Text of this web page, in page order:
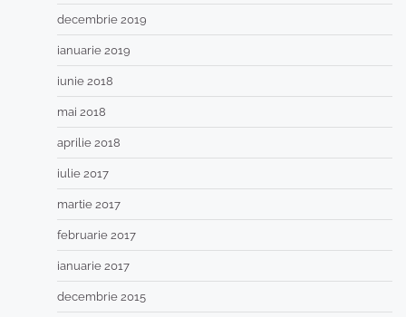
decembrie 2019
ianuarie 2019
iunie 2018
mai 2018
aprilie 2018
iulie 2017
martie 2017
februarie 2017
ianuarie 2017
decembrie 2015